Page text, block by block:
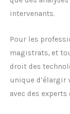
intervenants.
Pour les
magistrats, et
droit des
unique d’élargir
avec des experts